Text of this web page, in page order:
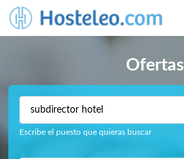
Ofertas
Escribe el puesto que quieras buscar